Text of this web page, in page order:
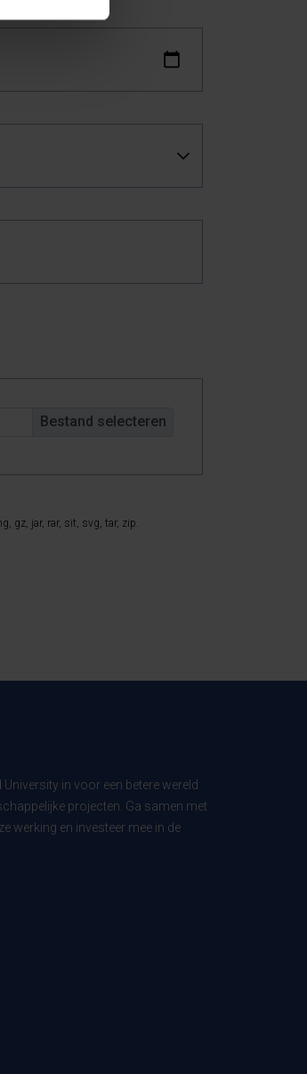
gz, jar, rar, sit, svg, tar, zip.
in voor een betere wereld
projecten. Ga samen met
werking en investeer mee in de